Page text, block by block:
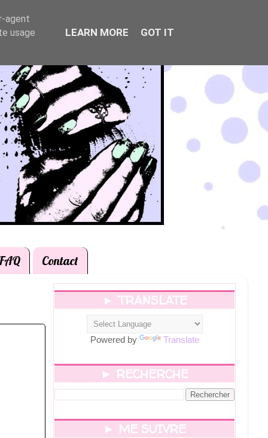
Contact
► TRANSLATE
Powered by Translate
► RECHERCHE
► ME SUIVRE
agent
usage
LEARN MORE GOT IT